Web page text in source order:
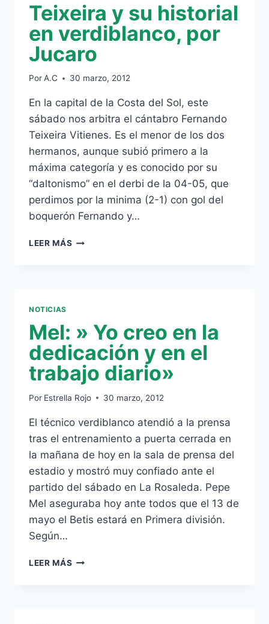
Teixeira y su historial
en verdiblanco, por
Jucaro
PorA.C 30 marzo, 2012
En la capital de la Costa del Sol, este
sábado nos arbitra el cántabro Fernando
Teixeira Vitienes. Es el menor de los dos
hermanos, aunque subió primero a la
máxima categoría y es conocido por su
“daltonismo” en el derbi de la 04-05, que
perdimos por la minima (2-1) con gol del
boquerón Fernando y…
LEER MÁS TEIXEIRA
JUCARO
NOTICIAS
Mel: » Yo creo en la
dedicación y en el
trabajo diario»
Por Estrella Rojo 30 marzo, 2012
El técnico verdiblanco atendió a la prensa
tras el entrenamiento a puerta cerrada en
la mañana de hoy en la sala de prensa del
estadio y mostró muy confiado ante el
partido del sábado en La Rosaleda. Pepe
Mel aseguraba hoy ante todos que el 13 de
mayo el Betis estará en Primera división.
Según…
LEER MÁS MEL: